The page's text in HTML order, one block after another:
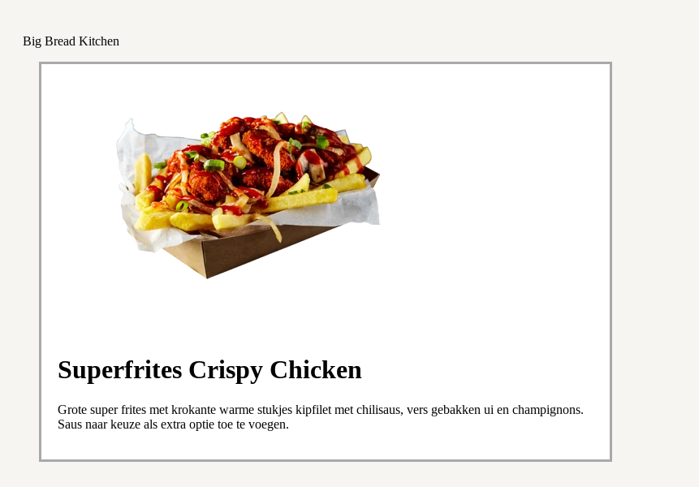
Big Bread Kitchen
Superfrites Crispy Chicken
Grote super frites met krokante warme stukjes kipfilet met chilisaus, vers gebakken ui en champignons.
Saus naar keuze als extra optie toe te voegen.